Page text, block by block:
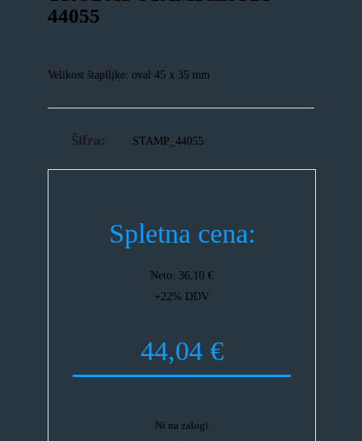
44055
Velikost štapiljke: oval 45 x 35 mm
Šifra: STAMP_44055
Spletna cena:
Neto: 36,10 €
+22% DDV
44,04 €
Ni na zalogi